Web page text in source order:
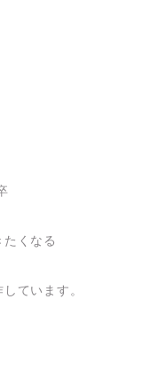
くなる
ています。